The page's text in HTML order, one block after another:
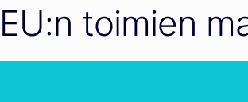
EU:n toimien